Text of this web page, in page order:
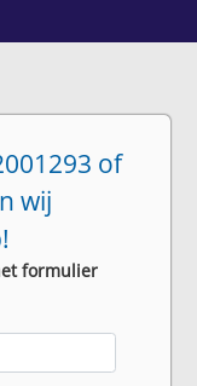
of
wij
formulier